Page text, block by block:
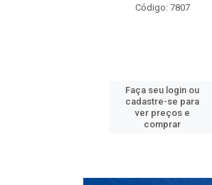
Código: 7807
Faça seu login ou
cadastre-se para
ver preços e
comprar